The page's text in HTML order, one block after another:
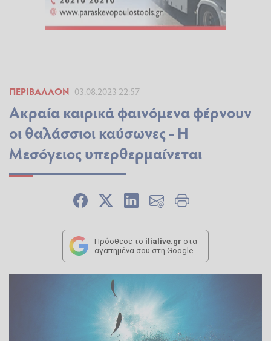
ΠΕΡΙΒΆΛΛΟΝ 03.08.2023 22:57
Ακραία καιρικά φαινόμενα φέρνουν
οι θαλάσσιοι καύσωνες - Η
Μεσόγειος υπερθερμαίνεται
Πρόσθεσε το ilialive.gr στα
αγαπημένα σου στη Google